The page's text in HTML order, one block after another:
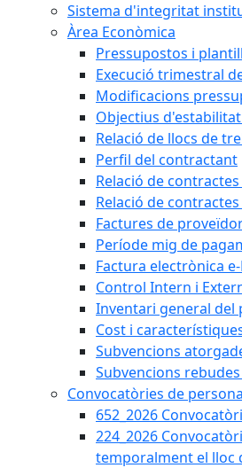
Sistema d'integritat
Àrea Econòmica
Pressupostos i
Execució trimestral
Modificacions
Objectius
Relació de llocs de
Perfil del contractant
Relació de
Relació de
Factures de
Període mig de
Factura electrònica e-
Control Intern i
Inventari general del
Cost i
Subvencions
Subvencions
Convocatòries de
652_2026
224_2026
temporalment el lloc